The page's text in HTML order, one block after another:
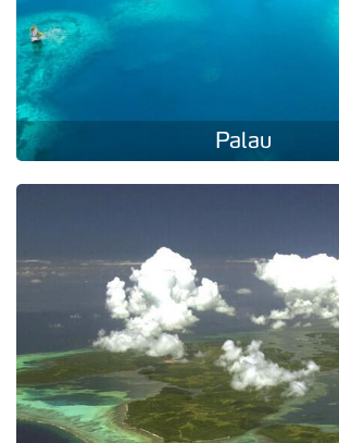
Palau